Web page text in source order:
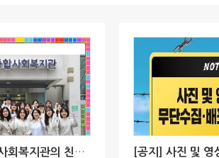
[공지] 원당종합사회복지관의 친구가 되어주세요!